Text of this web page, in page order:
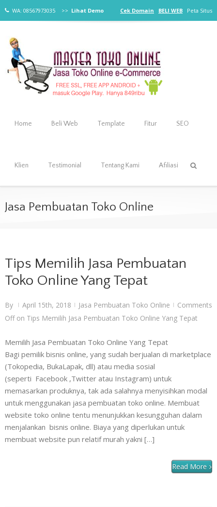
WA: 08567973035 >> Lihat Demo Cek Domain BELI WEB Peta Situs
Home Beli Web Template Fitur SEO
Klien Testimonial Tentang Kami Afiliasi
Jasa Pembuatan Toko Online
Tips Memilih Jasa Pembuatan
Toko Online Yang Tepat
By | April 15th, 2018 | Jasa Pembuatan Toko Online |
Comments
Offon Tips Memilih Jasa Pembuatan Toko Online Yang Tepat
Memilih Jasa Pembuatan Toko Online Yang Tepat
Bagi pemilik bisnis online, yang sudah berjualan di marketplace
(Tokopedia, BukaLapak, dll) atau media sosial
(seperti Facebook ,Twitter atau Instagram) untuk
memasarkan produknya, tak ada salahnya menyisihkan modal
untuk menggunakan jasa pembuatan toko online. Membuat
website toko online tentu menunjukkan kesungguhan dalam
menjalankan bisnis online. Biaya yang diperlukan untuk
membuat website pun relatif murah yakni […]
Read More